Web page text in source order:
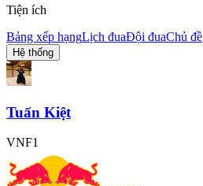
Tiện ích
Bảng xếp hạngLịch đuaĐội đuaChủ đề
Hệ thống
Tuấn Kiệt
VNF1